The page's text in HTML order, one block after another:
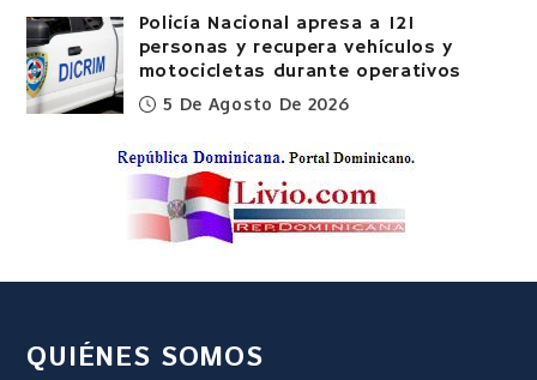
Policía Nacional apresa a 121
personas y recupera vehículos y
motocicletas durante operativos
5 De Agosto De 2026
QUIÉNES SOMOS